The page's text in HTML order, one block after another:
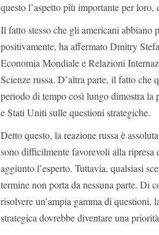
questo l’aspetto più importante per loro,
Il fatto stesso che gli americani abbiano
positivamente, ha affermato Dmitry
Economia Mondiale e Relazioni
Scienze russa. D’altra parte, il fatto che
periodo di tempo così lungo dimostra la
e Stati Uniti sulle questioni strategiche.
Detto questo, la reazione russa è
sono difficilmente favorevoli alla
aggiunto l’esperto. Tuttavia, qualsiasi
termine non porta da nessuna parte. Di
risolvere un’ampia gamma di questioni,
strategica dovrebbe diventare una